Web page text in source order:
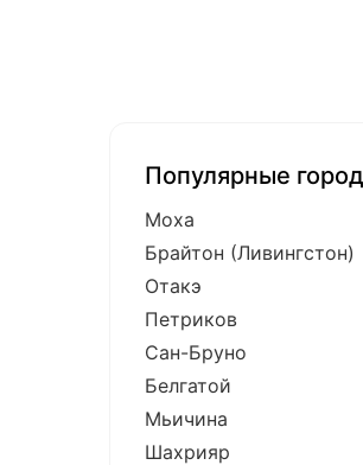
Популярные
Моха
Брайтон (Ливингстон)
Отакэ
Петриков
Сан-Бруно
Белгатой
Мьичина
Шахрияр